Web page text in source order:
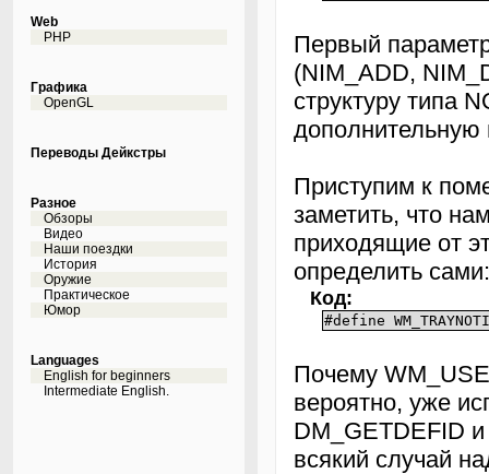
Web
PHP
Графика
OpenGL
Переводы Дейкстры
Разное
Обзоры
Видео
Наши поездки
История
Оружие
Практическое
Юмор
Languages
English for beginners
Intermediate English.
Первый
(NIM_ADD,
структуру типа
Приступим к
заметить, что
приходящие от
определить сами:
Код:
#define
Почему
вероятно, уже
DM_GETDEFID
всякий случай